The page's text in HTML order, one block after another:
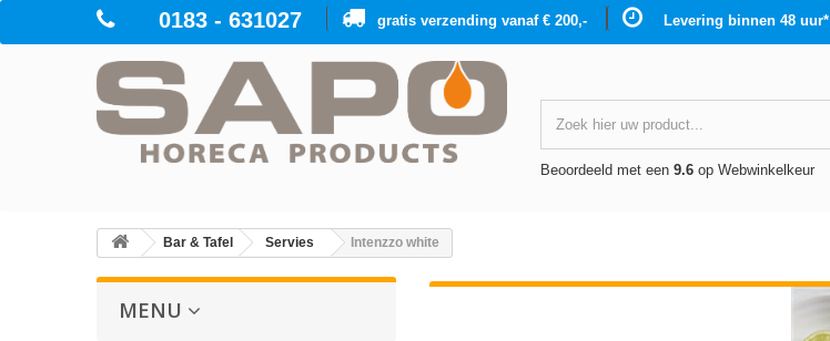
0183 - 631027 Levering binnen 48 uur*
gratis verzending vanaf € 200,-
Beoordeeld met een 9.6op Webwinkelkeur
Bar & Tafel Servies Intenzzo white
MENU